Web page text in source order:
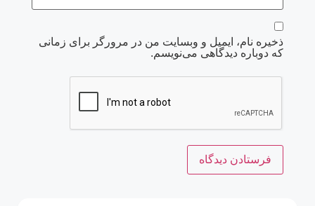
ذخیره نام، ایمیل و وبسایت من در مرورگر برای زمانی
که دوباره دیدگاهی می‌نویسم.